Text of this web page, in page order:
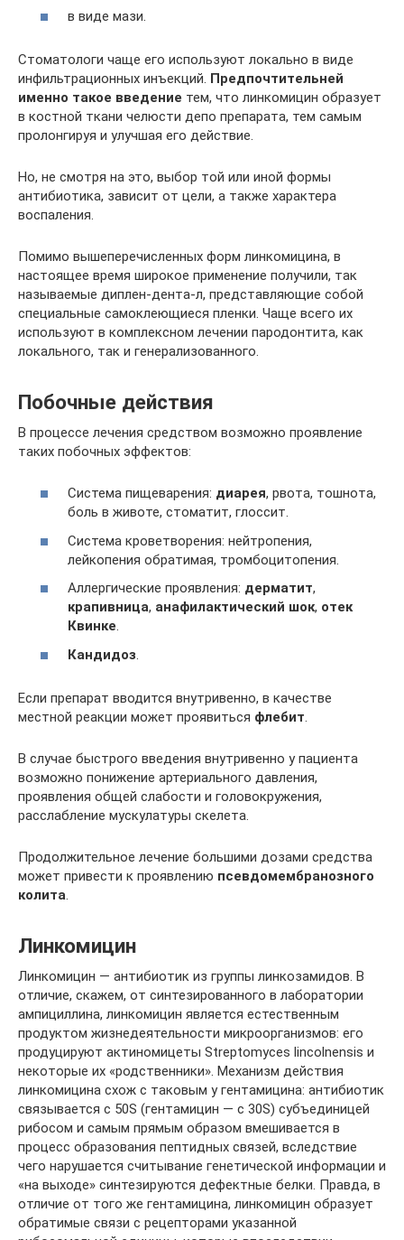
в виде мази.
Стоматологи чаще его используют локально в виде
инфильтрационных инъекций. Предпочтительней
именно такое введение тем, что линкомицин образует
в костной ткани челюсти депо препарата, тем самым
пролонгируя и улучшая его действие.
Но, не смотря на это, выбор той или иной формы
антибиотика, зависит от цели, а также характера
воспаления.
Помимо вышеперечисленных форм линкомицина, в
настоящее время широкое применение получили, так
называемые диплен-дента-л, представляющие собой
специальные самоклеющиеся пленки. Чаще всего их
используют в комплексном лечении пародонтита, как
локального, так и генерализованного.
Побочные действия
В процессе лечения средством возможно проявление
таких побочных эффектов:
Система пищеварения: диарея, рвота, тошнота,
боль в животе, стоматит, глоссит.
Система кроветворения: нейтропения,
лейкопения обратимая, тромбоцитопения.
Аллергические проявления: дерматит,
крапивница, анафилактический шок, отек
Квинке.
Кандидоз
Если препарат вводится внутривенно, в качестве
местной реакции может проявиться флебит
В случае быстрого введения внутривенно у пациента
возможно понижение артериального давления,
проявления общей слабости и головокружения,
расслабление мускулатуры скелета.
Продолжительное лечение большими дозами средства
может привести к проявлению псевдомембранозного
колита
Линкомицин
Линкомицин — антибиотик из группы линкозамидов. В
отличие, скажем, от синтезированного в лаборатории
ампициллина, линкомицин является естественным
продуктом жизнедеятельности микроорганизмов: его
продуцируют актиномицеты Streptomyces lincolnensis и
некоторые их «родственники». Механизм действия
линкомицина схож с таковым у гентамицина: антибиотик
связывается с 50S (гентамицин — с 30S) субъединицей
рибосом и самым прямым образом вмешивается в
процесс образования пептидных связей, вследствие
чего нарушается считывание генетической информации и
«на выходе» синтезируются дефектные белки. Правда, в
отличие от того же гентамицина, линкомицин образует
обратимые связи с рецепторами указанной